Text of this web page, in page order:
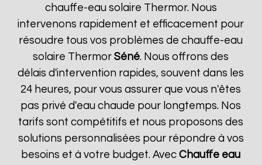
chauffe-eau solaire Thermor. Nous
intervenons rapidement et efficacement pour
résoudre tous vos problèmes de chauffe-eau
solaire ThermorSéné. Nous offrons des
délais d'intervention rapides, souvent dans les
24 heures, pour vous assurer que vous n'êtes
pas privé d'eau chaude pour longtemps. Nos
tarifs sont compétitifs et nous proposons des
solutions personnalisées pour répondre à vos
besoins et à votre budget. AvecChauffe eau